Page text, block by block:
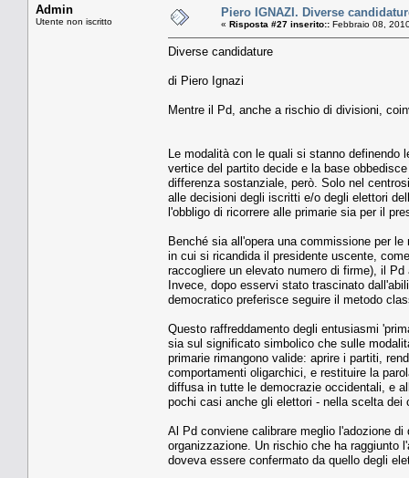
Admin
Utente non iscritto
Piero IGNAZI. Diverse
« Risposta #27 inserito:: Febbraio 08,
Diverse candidature
di Piero Ignazi
Mentre il Pd, anche a rischio di divisioni,
Le modalità con le quali si stanno definendo
vertice del partito decide e la base
differenza sostanziale, però. Solo nel
alle decisioni degli iscritti e/o degli elettori
l'obbligo di ricorrere alle primarie sia per il
Benché sia all'opera una commissione per
in cui si ricandida il presidente uscente,
raccogliere un elevato numero di firme), il
Invece, dopo esservi stato trascinato
democratico preferisce seguire il metodo
Questo raffreddamento degli entusiasmi
sia sul significato simbolico che sulle
primarie rimangono valide: aprire i partiti,
comportamenti oligarchici, e restituire la
diffusa in tutte le democrazie occidentali, e
pochi casi anche gli elettori - nella scelta
Al Pd conviene calibrare meglio l'adozione
organizzazione. Un rischio che ha raggiunto
doveva essere confermato da quello degli